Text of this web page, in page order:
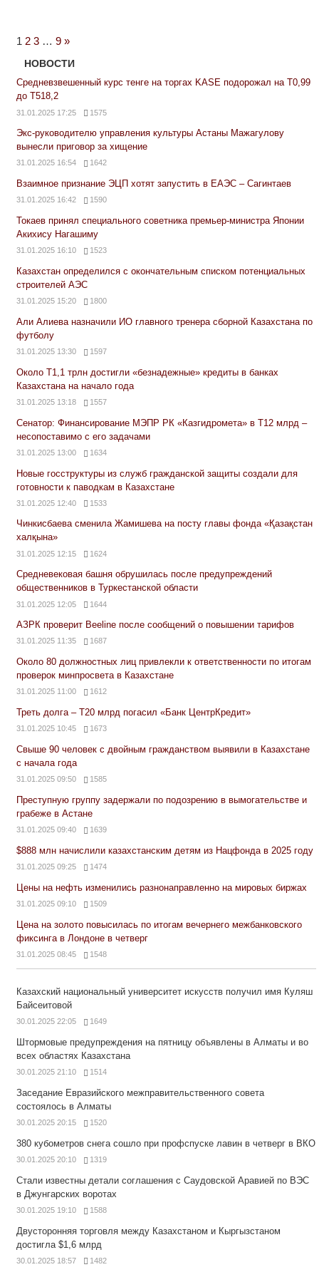
1 2 3 … 9 Next
Posts
»
НОВОСТИ
Средневзвешенный курс тенге на торгах KASE подорожал на Т0,99
до Т518,2
31.01.2025 17:25 1575
Экс-руководителю управления культуры Астаны Мажагулову
вынесли приговор за хищение
31.01.2025 16:54 1642
Взаимное признание ЭЦП хотят запустить в ЕАЭС – Сагинтаев
31.01.2025 16:42 1590
Токаев принял специального советника премьер-министра Японии
Акихису Нагашиму
31.01.2025 16:10 1523
Казахстан определился с окончательным списком потенциальных
строителей АЭС
31.01.2025 15:20 1800
Али Алиева назначили ИО главного тренера сборной Казахстана по
футболу
31.01.2025 13:30 1597
Около Т1,1 трлн достигли «безнадежные» кредиты в банках
Казахстана на начало года
31.01.2025 13:18 1557
Сенатор: Финансирование МЭПР РК «Казгидромета» в Т12 млрд –
несопоставимо с его задачами
31.01.2025 13:00 1634
Новые госструктуры из служб гражданской защиты создали для
готовности к паводкам в Казахстане
31.01.2025 12:40 1533
Чинкисбаева сменила Жамишева на посту главы фонда «Қазақстан
халқына»
31.01.2025 12:15 1624
Средневековая башня обрушилась после предупреждений
общественников в Туркестанской области
31.01.2025 12:05 1644
АЗРК проверит Beeline после сообщений о повышении тарифов
31.01.2025 11:35 1687
Около 80 должностных лиц привлекли к ответственности по итогам
проверок минпросвета в Казахстане
31.01.2025 11:00 1612
Треть долга – Т20 млрд погасил «Банк ЦентрКредит»
31.01.2025 10:45 1673
Свыше 90 человек с двойным гражданством выявили в Казахстане
с начала года
31.01.2025 09:50 1585
Преступную группу задержали по подозрению в вымогательстве и
грабеже в Астане
31.01.2025 09:40 1639
$888 млн начислили казахстанским детям из Нацфонда в 2025 году
31.01.2025 09:25 1474
Цены на нефть изменились разнонаправленно на мировых биржах
31.01.2025 09:10 1509
Цена на золото повысилась по итогам вечернего межбанковского
фиксинга в Лондоне в четверг
31.01.2025 08:45 1548
Казахский национальный университет искусств получил имя Куляш
Байсеитовой
30.01.2025 22:05 1649
Штормовые предупреждения на пятницу объявлены в Алматы и во
всех областях Казахстана
30.01.2025 21:10 1514
Заседание Евразийского межправительственного совета
состоялось в Алматы
30.01.2025 20:15 1520
380 кубометров снега сошло при профспуске лавин в четверг в ВКО
30.01.2025 20:10 1319
Стали известны детали соглашения с Саудовской Аравией по ВЭС
в Джунгарских воротах
30.01.2025 19:10 1588
Двусторонняя торговля между Казахстаном и Кыргызстаном
достигла $1,6 млрд
30.01.2025 18:57 1482